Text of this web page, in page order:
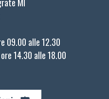
09.00 alle 12.30
14.30 alle 18.00